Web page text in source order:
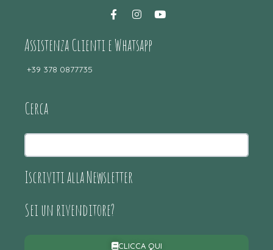
Assistenza Clienti e Whatsapp
+39 378 0877735
Cerca
Iscriviti alla Newsletter
Sei un rivenditore?
CLICCA QUI